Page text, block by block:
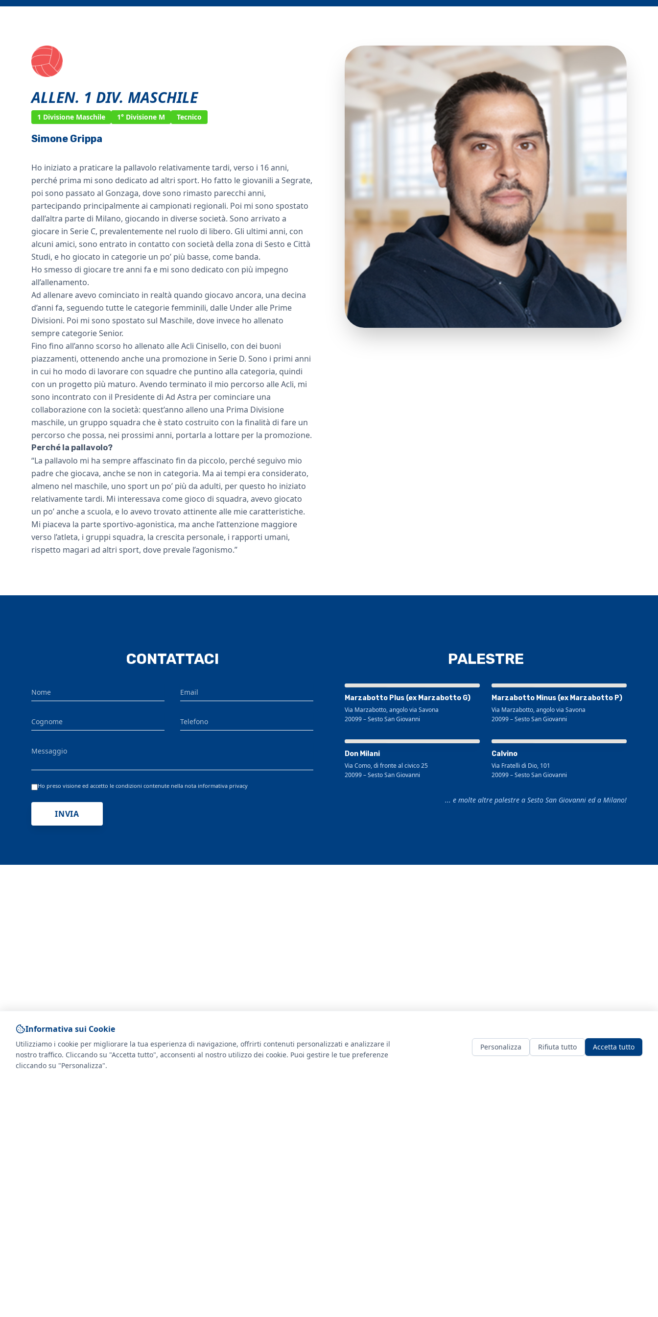
ALLEN. 1 DIV. MASCHILE
1 Divisione Maschile 1° Divisione M Tecnico
Simone Grippa
Ho iniziato a praticare la pallavolo relativamente tardi, verso i 16 anni,
perché prima mi sono dedicato ad altri sport. Ho fatto le giovanili a Segrate,
poi sono passato al Gonzaga, dove sono rimasto parecchi anni,
partecipando principalmente ai campionati regionali. Poi mi sono spostato
dall’altra parte di Milano, giocando in diverse società. Sono arrivato a
giocare in Serie C, prevalentemente nel ruolo di libero. Gli ultimi anni, con
alcuni amici, sono entrato in contatto con società della zona di Sesto e Città
Studi, e ho giocato in categorie un po’ più basse, come banda.
Ho smesso di giocare tre anni fa e mi sono dedicato con più impegno
all’allenamento.
Ad allenare avevo cominciato in realtà quando giocavo ancora, una decina
d’anni fa, seguendo tutte le categorie femminili, dalle Under alle Prime
Divisioni. Poi mi sono spostato sul Maschile, dove invece ho allenato
sempre categorie Senior.
Fino fino all’anno scorso ho allenato alle Acli Cinisello, con dei buoni
piazzamenti, ottenendo anche una promozione in Serie D. Sono i primi anni
in cui ho modo di lavorare con squadre che puntino alla categoria, quindi
con un progetto più maturo. Avendo terminato il mio percorso alle Acli, mi
sono incontrato con il Presidente di Ad Astra per cominciare una
collaborazione con la società: quest’anno alleno una Prima Divisione
maschile, un gruppo squadra che è stato costruito con la finalità di fare un
percorso che possa, nei prossimi anni, portarla a lottare per la promozione.
Perché la pallavolo?
“La pallavolo mi ha sempre affascinato fin da piccolo, perché seguivo mio
padre che giocava, anche se non in categoria. Ma ai tempi era considerato,
almeno nel maschile, uno sport un po’ più da adulti, per questo ho iniziato
relativamente tardi. Mi interessava come gioco di squadra, avevo giocato
un po’ anche a scuola, e lo avevo trovato attinente alle mie caratteristiche.
Mi piaceva la parte sportivo-agonistica, ma anche l’attenzione maggiore
verso l’atleta, i gruppi squadra, la crescita personale, i rapporti umani,
rispetto magari ad altri sport, dove prevale l’agonismo.”
CONTATTACI
Nome Email
Cognome Telefono
Messaggio
Ho preso visione ed accetto le condizioni contenute nella nota informativa privacy
INVIA
PALESTRE
Visualizza mappa più grande
Marzabotto Plus (ex Marzabotto G)
Via Marzabotto, angolo via Savona
20099–Sesto San Giovanni
Visualizza mappa più grande
Marzabotto Minus (ex Marzabotto P)
Via Marzabotto, angolo via Savona
20099–Sesto San Giovanni
Don Milani
Via Como, di fronte al civico 25
20099–Sesto San Giovanni
Calvino
Via Fratelli di Dio, 101
20099–Sesto San Giovanni
... e molte altre palestre a Sesto San Giovanni ed a Milano!
Informativa sui Cookie
Utilizziamo i cookie per migliorare la tua esperienza di navigazione, offrirti contenuti personalizzati e analizzare il
nostro traffico. Cliccando su "Accetta tutto", acconsenti al nostro utilizzo dei cookie. Puoi gestire le tue preferenze
cliccando su "Personalizza".
Personalizza Rifiuta tutto Accetta tutto